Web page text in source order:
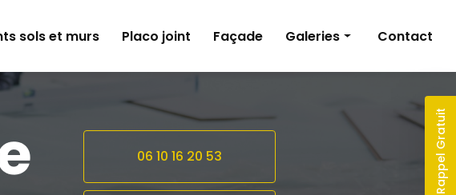
Rappel Gratuit
sols et murs Placo joint Façade Galeries
Pose de revêtements sols et murs
Contact
06 10 16 20 53